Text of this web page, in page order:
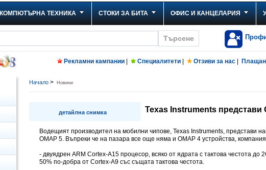
КОМПЮТЪРНА ТЕХНИКА СТОКИ ЗА БИТА ОФИС И КАНЦЕЛАРИЯ
Рекламни кампании Специалитети Отзиви за нас
Начало > Новини
детайлна снимка Texas Instruments представи
Водещият производител на мобилни чипове, Texas Instruments, представи
OMAP 5. Въпреки че на пазара все още няма и OMAP 4 устройства,
- двуядрен ARM Cortex-A15 процесор, всяко от ядрата с тактова честота до
50% по-добра от Cortex-A9 със същата тактова честота.